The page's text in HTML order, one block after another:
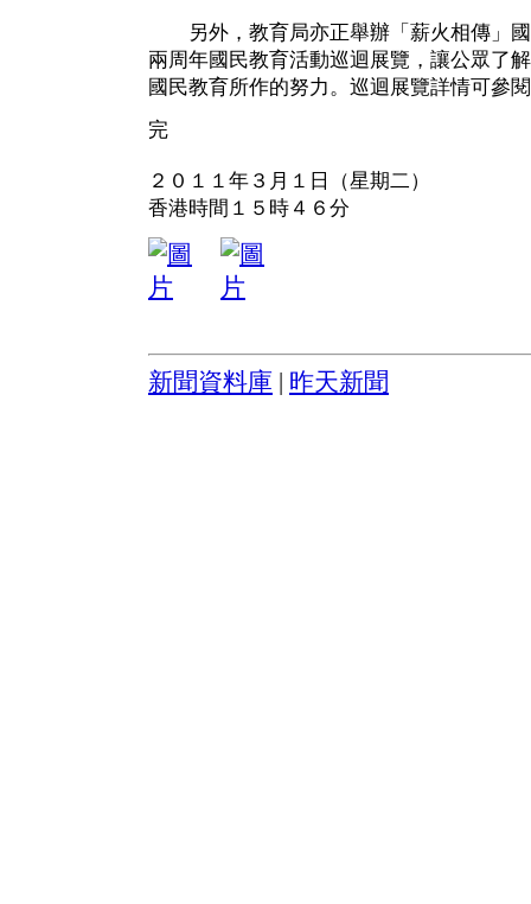
另外，教育局亦正舉辦「薪火相傳」國
兩周年國民教育活動巡迴展覽，讓公眾了
國民教育所作的努力。巡迴展覽詳情可參
完
２０１１年３月１日（星期二）
香港時間１５時４６分
新聞資料庫 昨天新聞